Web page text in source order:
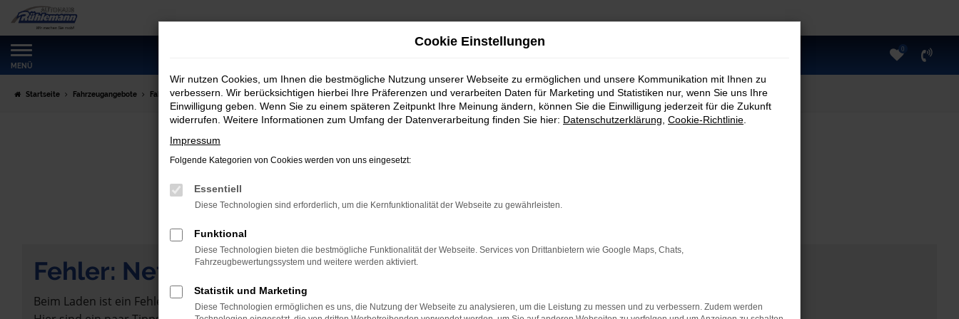
Zum
Hauptinhalt
springen
MENÜ
0
Startseite Fahrzeugangebote Fahrzeugmarkt
Fahrzeugmarkt
Fehler: Network Error
Beim Laden ist ein Fehler aufgetreten.
Cookie Einstellungen
Wir nutzen Cookies, um Ihnen die bestmögliche Nutzung unserer Webseite zu ermöglichen und unsere Kommunikation mit Ihnen zu
verbessern. Wir berücksichtigen hierbei Ihre Präferenzen und verarbeiten Daten für Marketing und Statistiken nur, wenn Sie uns Ihre
Einwilligung geben. Wenn Sie zu einem späteren Zeitpunkt Ihre Meinung ändern, können Sie die Einwilligung jederzeit für die Zukunft
widerrufen. Weitere Informationen zum Umfang der Datenverarbeitung finden Sie hier: Datenschutzerklärung Cookie-Richtlinie
Impressum
Folgende Kategorien von Cookies werden von uns eingesetzt:
Essentiell
Diese Technologien sind erforderlich, um die Kernfunktionalität der Webseite zu gewährleisten.
Funktional
Diese Technologien bieten die bestmögliche Funktionalität der Webseite. Services von Drittanbietern wie Google Maps, Chats,
Fahrzeugbewertungssystem und weitere werden aktiviert.
Statistik und Marketing
Diese Technologien ermöglichen es uns, die Nutzung der Webseite zu analysieren, um die Leistung zu messen und zu verbessern. Zudem werden